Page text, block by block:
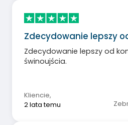
Zdecydowanie lepszy
Zdecydowanie lepszy od
świnoujścia.
Kliencie,
2 lata temu